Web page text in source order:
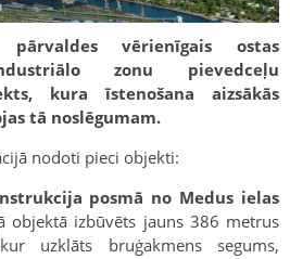
vērienīgais ostas
zonu pievedceļu
kura īstenošana aizsākās
tā noslēgumam.
nodoti pieci objekti:
posmā no Medus ielas
objektā izbūvēts jauns 386 metrus
uzklāts bruģakmens segums,